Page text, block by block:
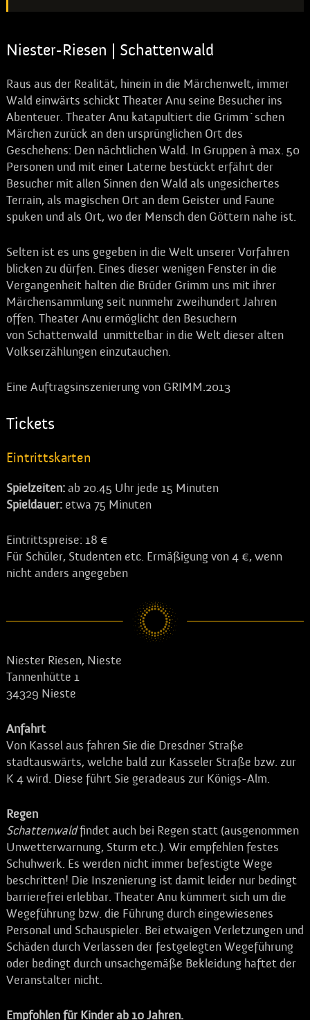
Niester-Riesen | Schattenwald
Raus aus der Realität, hinein in die Märchenwelt, immer
Wald einwärts schickt Theater Anu seine Besucher ins
Abenteuer. Theater Anu katapultiert die Grimm`schen
Märchen zurück an den ursprünglichen Ort des
Geschehens: Den nächtlichen Wald. In Gruppen à max. 50
Personen und mit einer Laterne bestückt erfährt der
Besucher mit allen Sinnen den Wald als ungesichertes
Terrain, als magischen Ort an dem Geister und Faune
spuken und als Ort, wo der Mensch den Göttern nahe ist.
Selten ist es uns gegeben in die Welt unserer Vorfahren
blicken zu dürfen. Eines dieser wenigen Fenster in die
Vergangenheit halten die Brüder Grimm uns mit ihrer
Märchensammlung seit nunmehr zweihundert Jahren
offen. Theater Anu ermöglicht den Besuchern
von Schattenwald unmittelbar in die Welt dieser alten
Volkserzählungen einzutauchen.
Eine Auftragsinszenierung von GRIMM.2013
Tickets
Eintrittskarten
Spielzeiten:ab 20.45 Uhr jede 15 Minuten
Spieldauer:etwa 75 Minuten
Eintrittspreise: 18 €
Für Schüler, Studenten etc. Ermäßigung von 4 €, wenn
nicht anders angegeben
Niester Riesen, Nieste
Tannenhütte 1
34329 Nieste
Anfahrt
Von Kassel aus fahren Sie die Dresdner Straße
stadtauswärts, welche bald zur Kasseler Straße bzw. zur
K 4 wird. Diese führt Sie geradeaus zur Königs-Alm.
Regen
Schattenwaldfindet auch bei Regen statt (ausgenommen
Unwetterwarnung, Sturm etc.). Wir empfehlen festes
Schuhwerk. Es werden nicht immer befestigte Wege
beschritten! Die Inszenierung ist damit leider nur bedingt
barrierefrei erlebbar. Theater Anu kümmert sich um die
Wegeführung bzw. die Führung durch eingewiesenes
Personal und Schauspieler. Bei etwaigen Verletzungen und
Schäden durch Verlassen der festgelegten Wegeführung
oder bedingt durch unsachgemäße Bekleidung haftet der
Veranstalter nicht.
Empfohlen für Kinder ab 10 Jahren.